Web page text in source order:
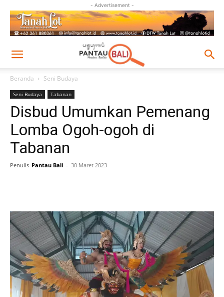
- Advertisement -
Beranda Seni Budaya
Seni Budaya Tabanan
Disbud Umumkan Pemenang
Lomba Ogoh-ogoh di
Tabanan
Penulis Pantau Bali - 30 Maret 2023